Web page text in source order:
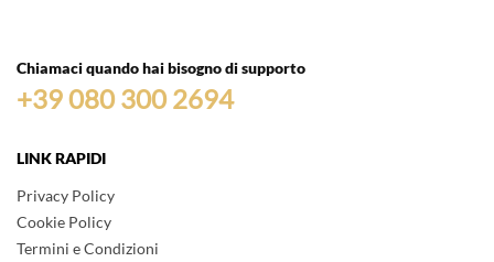
Chiamaci quando hai bisogno di supporto
+39 080 300 2694
LINK RAPIDI
Privacy Policy
Cookie Policy
Termini e Condizioni